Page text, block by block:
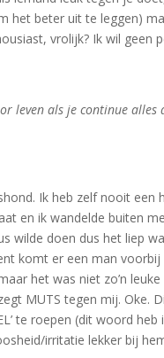
het beter uit te leggen)
vrolijk? Ik wil geen
leven als je continue alles
Ik heb zelf nooit een
en ik wandelde buiten
wilde doen dus het liep
komt er een man
het was niet zo’n
MUTS tegen mij. Oke.
te roepen (dit woord
irritatie lekker bij